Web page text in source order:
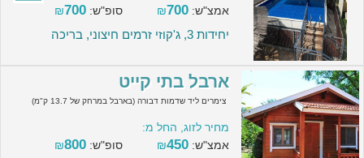
אמצ"ש:
₪700 סופ"ש: ₪700
יחידות 3, ג'קוזי זרמים חיצוני, בריכה
ארבל בתי קייט
צימרים ליד שדמות דבורה (בארבל במרחק של 13.7 ק"מ)
מחיר לזוג, החל מ:
אמצ"ש:
₪450 סופ"ש: ₪800